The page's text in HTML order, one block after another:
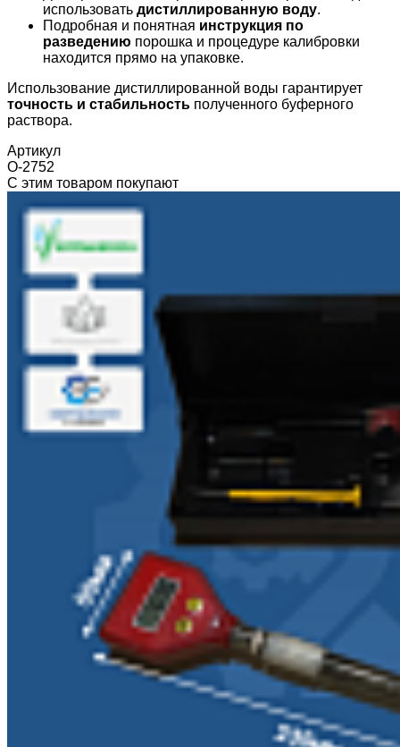
использовать дистиллированную воду.
Подробная и понятная инструкция по
разведению порошка и процедуре калибровки
находится прямо на упаковке.
Использование дистиллированной воды гарантирует
точность и стабильность полученного буферного
раствора.
Артикул
О-2752
С этим товаром покупают